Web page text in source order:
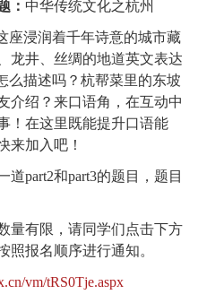
： 中华传统文化之杭州
座浸润着千年诗意的城市藏
龙井、丝绸的地道英文表达
么描述吗？杭帮菜里的东坡
介绍？来口语角，在互动中
！在这里既能提升口语能
来加入吧！
part2和part3的题目，题目
量有限，请同学们点击下方
照报名顺序进行通知。
vm/tRS0Tje.aspx